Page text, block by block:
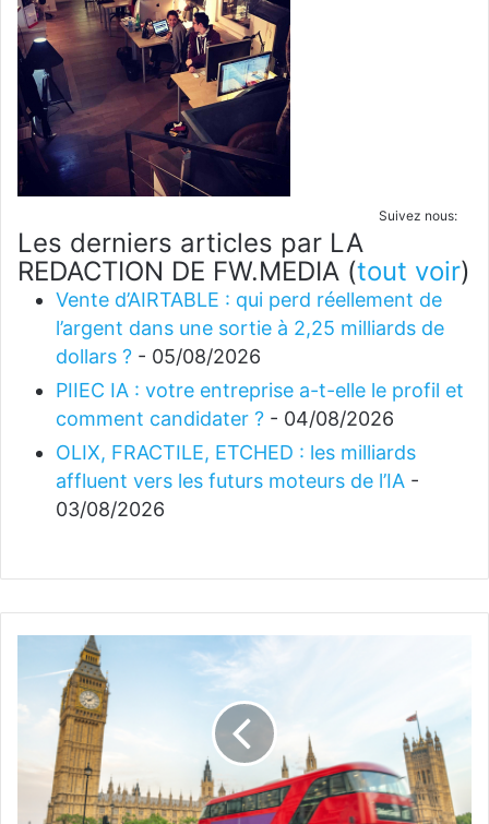
Suivez nous:
Les derniers articles par LA
REDACTION DE FW.MEDIA (tout voir)
Vente d’AIRTABLE : qui perd réellement de
l’argent dans une sortie à 2,25 milliards de
dollars ? - 05/08/2026
PIIEC IA : votre entreprise a-t-elle le profil et
comment candidater ? - 04/08/2026
OLIX, FRACTILE, ETCHED : les milliards
affluent vers les futurs moteurs de l’IA -
03/08/2026